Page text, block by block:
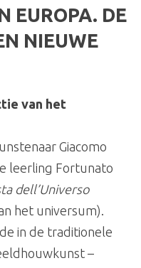
EUROPA. DE
NIEUWE
van het
Giacomo
leerling Fortunato
dell’Universo
het universum).
in de traditionele
–